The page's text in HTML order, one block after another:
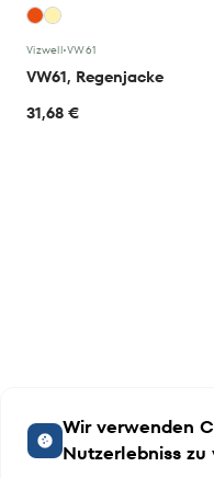
Vizwell•VW61
VW61, Regenjacke
31,68 €
Wir verwenden
Nutzerlebniss zu